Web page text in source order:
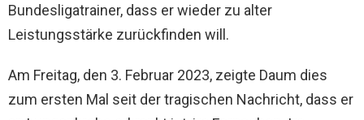
Bundesligatrainer, dass er wieder zu alter
Leistungsstärke zurückfinden will.
Am Freitag, den 3. Februar 2023, zeigte Daum dies
zum ersten Mal seit der tragischen Nachricht, dass er